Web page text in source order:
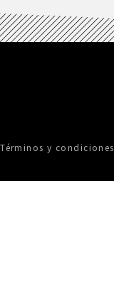
Términos y condiciones